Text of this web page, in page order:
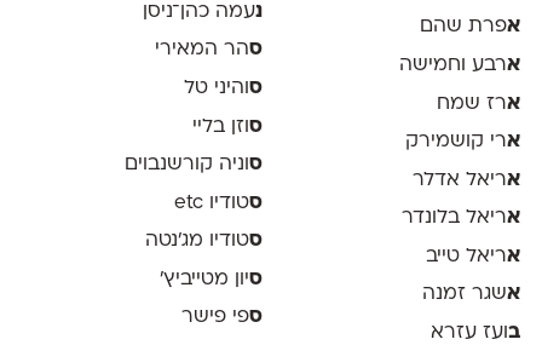
אפרת שהם
ארבע וחמישה
ארז שמח
ארי קושמירק
אריאל אדלר
אריאל בלונדר
אריאל טייב
אשגר זמנה
בועז עזרא
נעמה כהן־ניסן
סהר המאירי
ס והיני טל
סוזן בליי
ס וניה קורשנבוים
סטודיו etc
סטודיו מג'נטה
סיון מטייביץ׳
ספי פישר